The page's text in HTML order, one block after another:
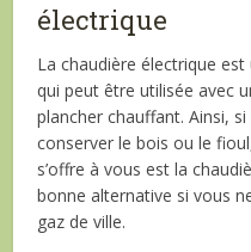
électrique
La chaudière électrique
qui peut être utilisée avec
plancher chauffant. Ainsi,
conserver le bois ou le
s’offre à vous est la
bonne alternative si vous
gaz de ville.